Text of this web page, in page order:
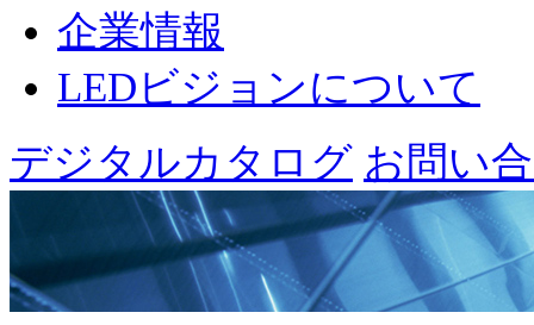
企業情報
LEDビジョンについて
デジタルカタログ お問い